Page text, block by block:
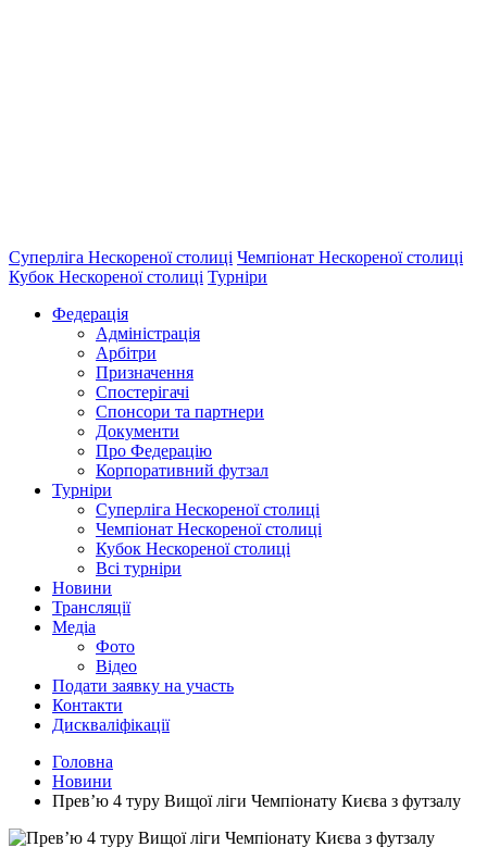
Суперліга Нескореної столиці Чемпіонат Нескореної столиці
Кубок Нескореної столиці Турніри
Федерація
Адміністрація
Арбітри
Призначення
Спостерігачі
Спонсори та партнери
Документи
Про Федерацію
Корпоративний футзал
Турніри
Суперліга Нескореної столиці
Чемпіонат Нескореної столиці
Кубок Нескореної столиці
Всі турніри
Новини
Трансляції
Медіа
Фото
Відео
Подати заявку на участь
Контакти
Дискваліфікації
Головна
Новини
Прев’ю 4 туру Вищої ліги Чемпіонату Києва з футзалу